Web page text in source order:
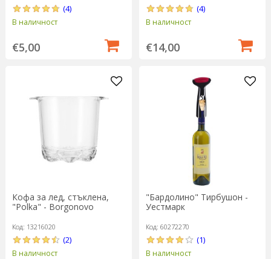
(4)
В наличност
€5,00
(4)
В наличност
€14,00
Кофа за лед, стъклена,
"Polka" - Borgonovo
Код: 13216020
(2)
В наличност
"Бардолино" Тирбушон -
Уестмарк
Код: 60272270
(1)
В наличност